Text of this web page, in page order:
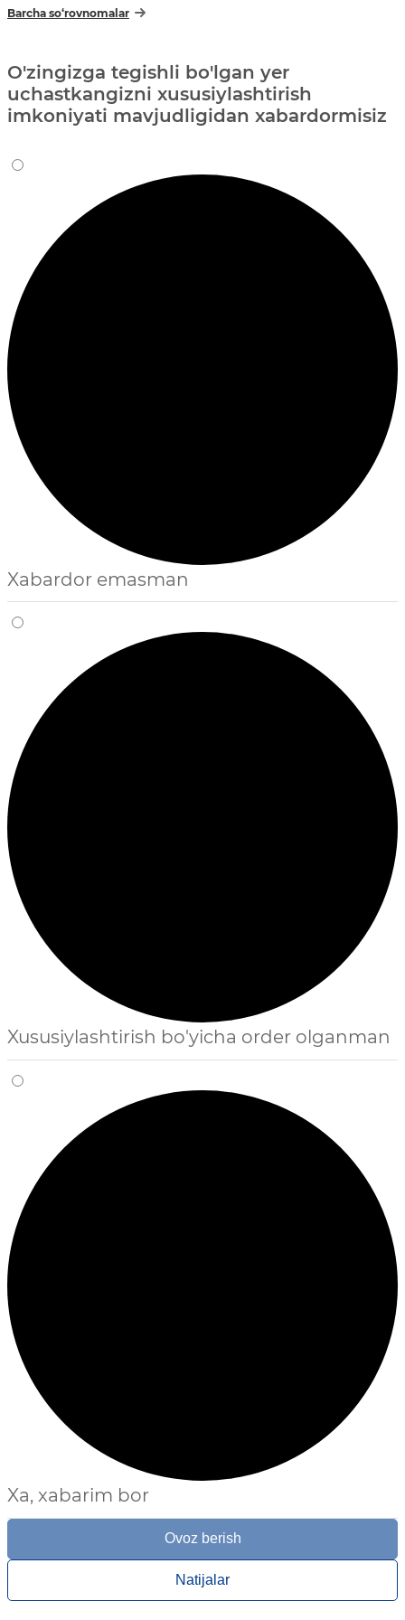
Barcha so‘rovnomalar
O'zingizga tegishli bo'lgan yer
uchastkangizni xususiylashtirish
imkoniyati mavjudligidan xabardormisiz
Xabardor emasman
Xususiylashtirish bo'yicha order olganman
Xa, xabarim bor
Ovoz berish
Natijalar